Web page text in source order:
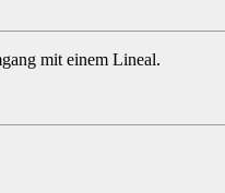
mit einem Lineal.